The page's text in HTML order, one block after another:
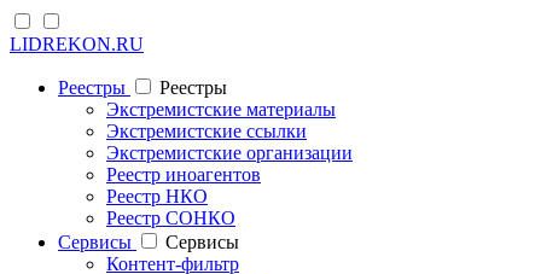
LIDREKON.RU
Реестры
Реестры
Экстремистские материалы
Экстремистские ссылки
Экстремистские организации
Реестр иноагентов
Реестр НКО
Реестр СОНКО
Cервисы
Cервисы
Контент-фильтр